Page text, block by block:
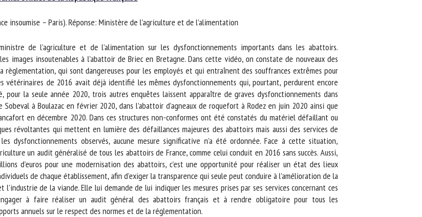
insoumise – Paris). Réponse: Ministère de l’agriculture et de l’alimentation
de l’agriculture et de l’alimentation sur les dysfonctionnements importants dans les abattoirs.
images insoutenables à l’abattoir de Briec en Bretagne. Dans cette vidéo, on constate de nouveaux des
qui sont dangereuses pour les employés et qui entraînent des souffrances extrêmes pour
vétérinaires de 2016 avait déjà identifié les mêmes dysfonctionnements qui, pourtant, perdurent encore
pour la seule année 2020, trois autres enquêtes laissent apparaître de graves dysfonctionnements dans
à Boulazac en février 2020, dans l’abattoir d’agneaux de roquefort à Rodez en juin 2020 ainsi que
en décembre 2020. Dans ces structures non-conformes ont été constatés du matériel défaillant ou
révoltantes qui mettent en lumière des défaillances majeures des abattoirs mais aussi des services de
dysfonctionnements observés, aucune mesure significative n’a été ordonnée. Face à cette situation,
un audit généralisé de tous les abattoirs de France, comme celui conduit en 2016 sans succès. Aussi,
d’euros pour une modernisation des abattoirs, c’est une opportunité pour réaliser un état des lieux
de chaque établissement, afin d’exiger la transparence qui seule peut conduire à l’amélioration de la
de la viande. Elle lui demande de lui indiquer les mesures prises par ses services concernant ces
à faire réaliser un audit général des abattoirs français et à rendre obligatoire pour tous les
annuels sur le respect des normes et de la réglementation.
*
E-mail *
ce formulaire, j'accepte que les informations saisies soient
le cadre de la relation avec le CNR BEA. *
suivis de * sont obligatoires